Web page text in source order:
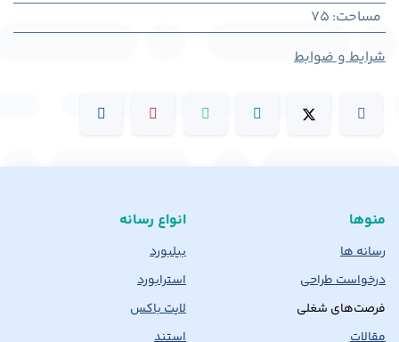
مساحت:
75
شرایط و ضوابط
منوها
رسانه ها
درخواست طراحی
فرصت‌های شغلی
مقالات
انواع رسانه
بیلبورد
استرابورد
لایت باکس
استند